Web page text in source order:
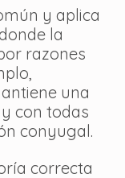
y aplica
la
razones
una
con todas
conyugal.
correcta